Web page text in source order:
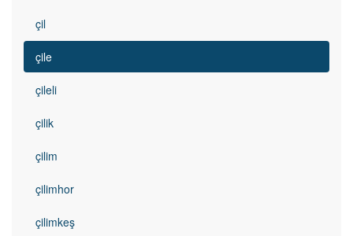
çil
çile
çileli
çilik
çilim
çilimhor
çilimkeş